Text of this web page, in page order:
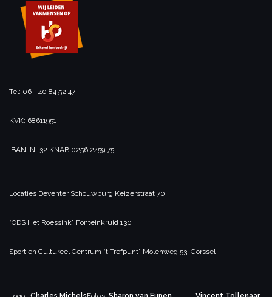
Tel: 06 - 40 84 52 47
KVK: 68611951
IBAN: NL32 KNAB 0256 2459 75
Locaties Deventer Schouwburg Keizerstraat 70
“ODS Het Roessink” Fonteinkruid 130
Sport en Cultureel Centrum “t Trefpunt” Molenweg 53, Gorssel